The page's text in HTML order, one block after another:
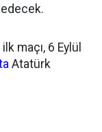
edecek.
maçı, 6 Eylül
Atatürk